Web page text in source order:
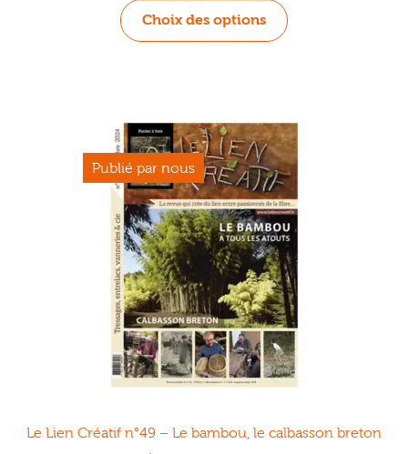
Choix des options
Ce
produit
Les
options
peuvent
être
choisies
sur
la
page
du
produit
Le Lien Créatif n°49 – Le bambou, le calbasson breton